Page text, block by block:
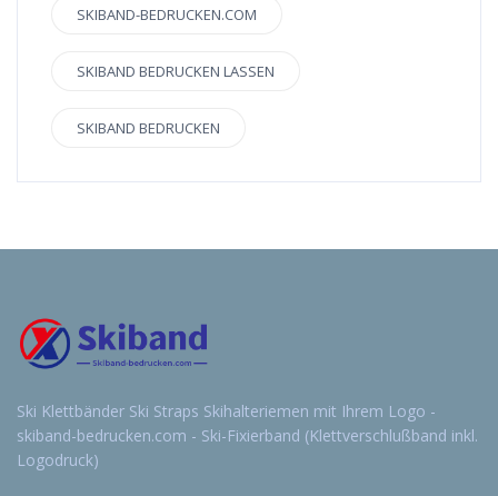
SKIBAND-BEDRUCKEN.COM
SKIBAND BEDRUCKEN LASSEN
SKIBAND BEDRUCKEN
Ski Klettbänder Ski Straps Skihalteriemen mit Ihrem Logo -
skiband-bedrucken.com - Ski-Fixierband (Klettverschlußband inkl.
Logodruck)